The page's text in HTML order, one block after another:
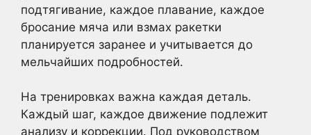
подтягивание, каждое плавание, каждое
бросание мяча или взмах ракетки
планируется заранее и учитывается до
мельчайших подробностей.
На тренировках важна каждая деталь.
Каждый шаг, каждое движение подлежит
анализу и коррекции. Под руководством